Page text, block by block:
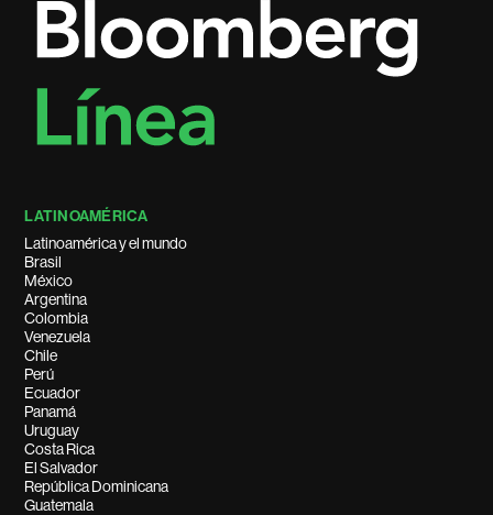
LATINOAMÉRICA
Latinoamérica y el mundo
Brasil
México
Argentina
Colombia
Venezuela
Chile
Perú
Ecuador
Panamá
Uruguay
Costa Rica
El Salvador
República Dominicana
Guatemala